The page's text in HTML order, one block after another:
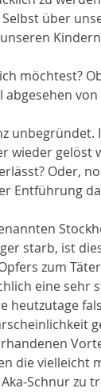
über
möchtest?
unbegründet.
wieder gelöst
Oder,
Entführung
starb, ist
zum
eine sehr
heutzutage
die vielleicht
Schnur zu